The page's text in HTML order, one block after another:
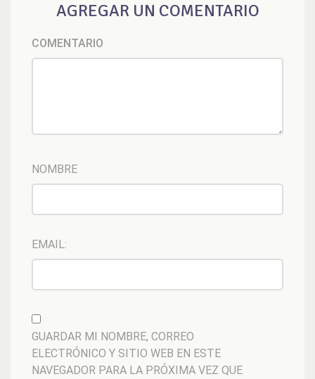
AGREGAR UN COMENTARIO
COMENTARIO
NOMBRE
EMAIL:
GUARDAR MI NOMBRE, CORREO
ELECTRÓNICO Y SITIO WEB EN ESTE
NAVEGADOR PARA LA PRÓXIMA VEZ QUE